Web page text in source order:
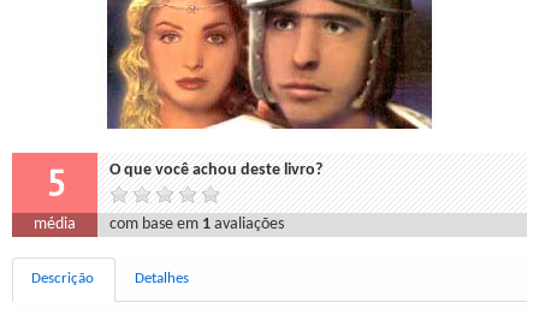
5 O que você achou deste livro?
média com base em 1 avaliações
Descrição Detalhes